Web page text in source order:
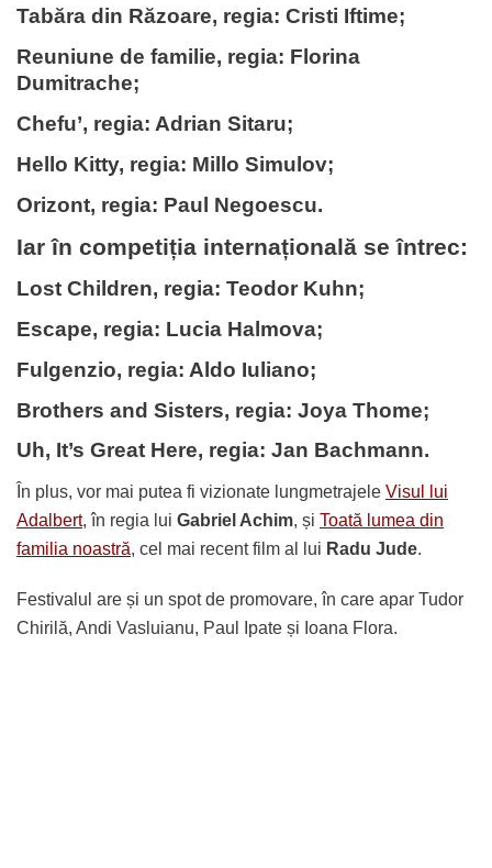
Tabăra din Răzoare, regia: Cristi Iftime;
Reuniune de familie, regia: Florina
Dumitrache;
Chefu’, regia: Adrian Sitaru;
Hello Kitty, regia: Millo Simulov;
Orizont, regia: Paul Negoescu.
Iar în competiția internațională se întrec:
Lost Children, regia: Teodor Kuhn;
Escape, regia: Lucia Halmova;
Fulgenzio, regia: Aldo Iuliano;
Brothers and Sisters, regia: Joya Thome;
Uh, It’s Great Here, regia: Jan Bachmann.
În plus, vor mai putea fi vizionate lungmetrajele Visul lui
Adalbert, în regia lui Gabriel Achim, și Toată lumea din
familia noastră, cel mai recent film al lui Radu Jude.
Festivalul are și un spot de promovare, în care apar Tudor
Chirilă, Andi Vasluianu, Paul Ipate și Ioana Flora.